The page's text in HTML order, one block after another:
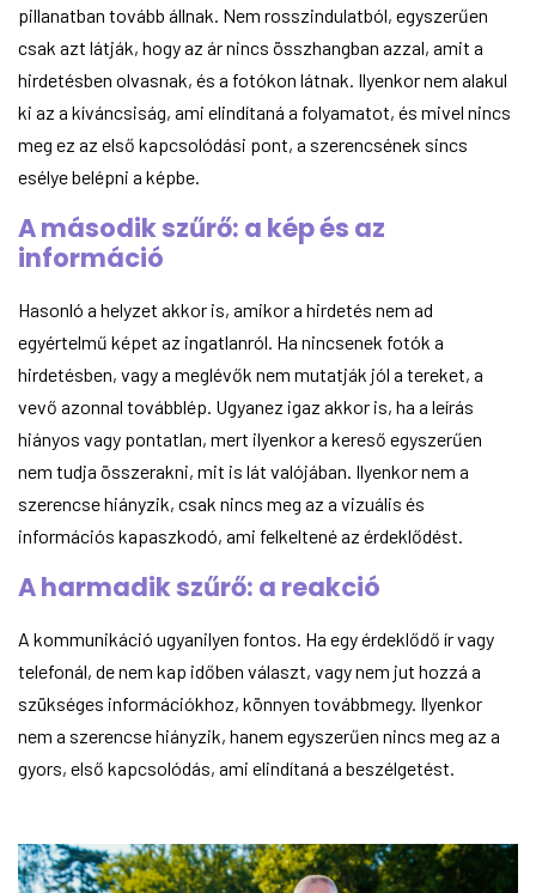
pillanatban tovább állnak. Nem rosszindulatból, egyszerűen
csak azt látják, hogy az ár nincs összhangban azzal, amit a
hirdetésben olvasnak, és a fotókon látnak. Ilyenkor nem alakul
ki az a kíváncsiság, ami elindítaná a folyamatot, és mivel nincs
meg ez az első kapcsolódási pont, a szerencsének sincs
esélye belépni a képbe.
A második szűrő: a kép és az
információ
Hasonló a helyzet akkor is, amikor a hirdetés nem ad
egyértelmű képet az ingatlanról. Ha nincsenek fotók a
hirdetésben, vagy a meglévők nem mutatják jól a tereket, a
vevő azonnal továbblép. Ugyanez igaz akkor is, ha a leírás
hiányos vagy pontatlan, mert ilyenkor a kereső egyszerűen
nem tudja összerakni, mit is lát valójában. Ilyenkor nem a
szerencse hiányzik, csak nincs meg az a vizuális és
információs kapaszkodó, ami felkeltené az érdeklődést.
A harmadik szűrő: a reakció
A kommunikáció ugyanilyen fontos. Ha egy érdeklődő ír vagy
telefonál, de nem kap időben választ, vagy nem jut hozzá a
szükséges információkhoz, könnyen továbbmegy. Ilyenkor
nem a szerencse hiányzik, hanem egyszerűen nincs meg az a
gyors, első kapcsolódás, ami elindítaná a beszélgetést.